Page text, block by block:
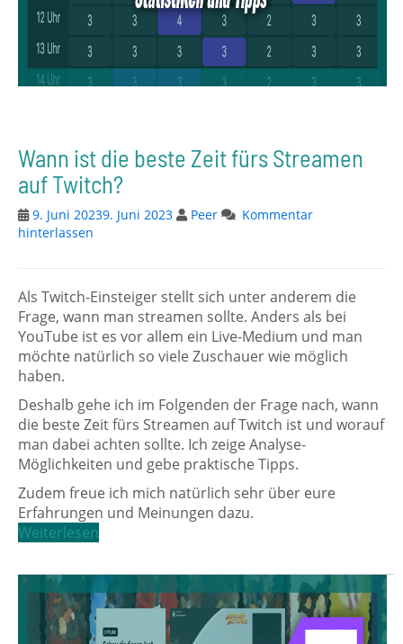
Wann ist die beste Zeit fürs Streamen
auf Twitch?
9. Juni 20239. Juni 2023 Peer
Kommentar
hinterlassen
Als Twitch-Einsteiger stellt sich unter anderem die
Frage, wann man streamen sollte. Anders als bei
YouTube ist es vor allem ein Live-Medium und man
möchte natürlich so viele Zuschauer wie möglich
haben.
Deshalb gehe ich im Folgenden der Frage nach, wann
die beste Zeit fürs Streamen auf Twitch ist und worauf
man dabei achten sollte. Ich zeige Analyse-
Möglichkeiten und gebe praktische Tipps.
Zudem freue ich mich natürlich sehr über eure
Erfahrungen und Meinungen dazu.
Weiterlesen